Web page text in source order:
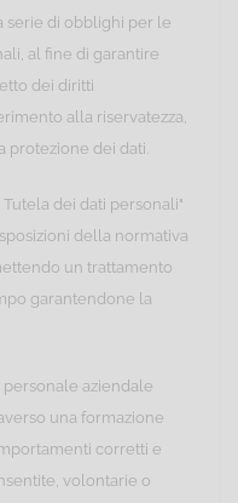
serie di obblighi per le
al fine di garantire
dei diritti
alla riservatezza,
dei dati.
dei dati personali"
della normativa
un trattamento
garantendone la
aziendale
una formazione
corretti e
volontarie o